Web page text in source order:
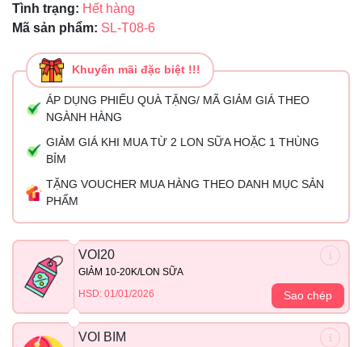
Tình trạng: Hết hàng
Mã sản phẩm: SL-T08-6
Khuyến mãi đặc biệt !!!
ÁP DỤNG PHIẾU QUÀ TẶNG/ MÃ GIẢM GIÁ THEO
NGÀNH HÀNG
GIẢM GIÁ KHI MUA TỪ 2 LON SỮA HOẶC 1 THÙNG
BỈM
TẶNG VOUCHER MUA HÀNG THEO DANH MỤC SẢN
PHẨM
VOI20
GIẢM 10-20K/LON SỮA
HSD: 01/01/2026
Sao chép
VOI BIM